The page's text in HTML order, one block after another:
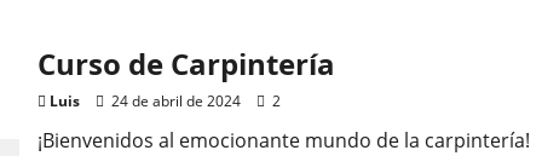
Carpintería
Curso de Carpintería
Luis 24 de abril de 2024 2
¡Bienvenidos al emocionante mundo de la carpintería!